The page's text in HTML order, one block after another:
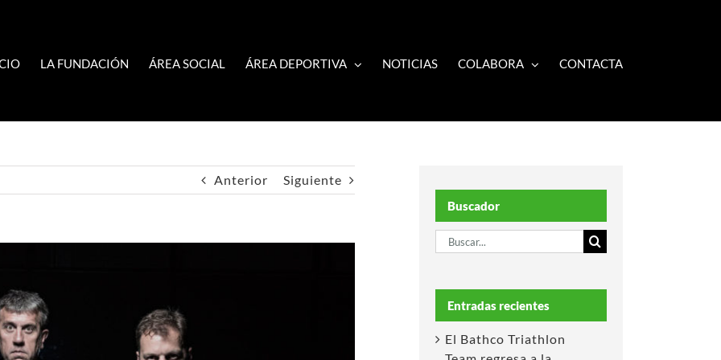
LA FUNDACIÓN ÁREA SOCIAL ÁREA DEPORTIVA NOTICIAS COLABORA CONTACTA
Anterior Siguiente
Buscador
Buscar:
Entradas recientes
El Bathco Triathlon